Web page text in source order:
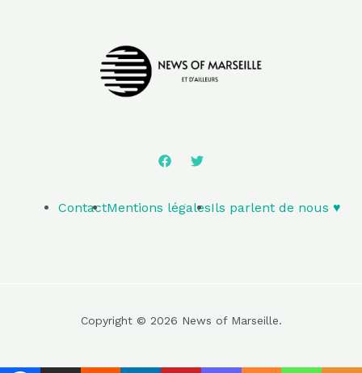
ContactMentions légalesIls parlent de nous ♥️
Copyright © 2026 News of Marseille.